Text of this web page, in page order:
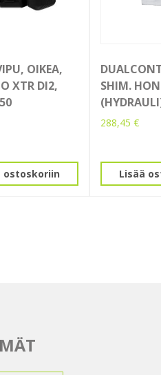
OIKEA,
XTR DI2,
ostoskoriin
SHIM.
288,45 €
Lisää